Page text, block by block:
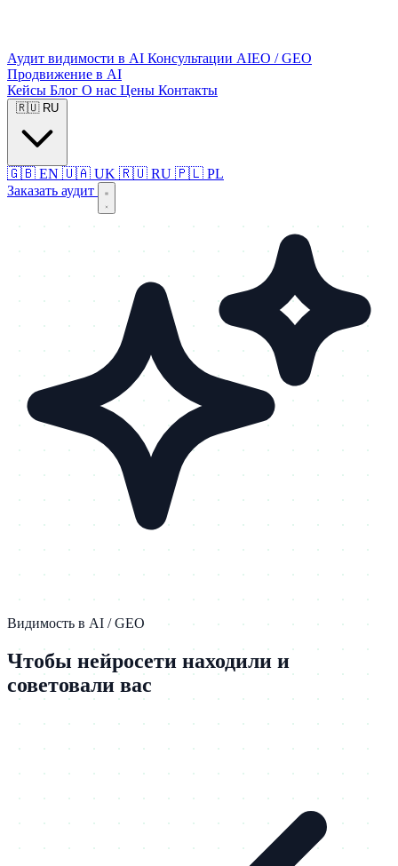
Аудит видимости в AI Консультации AIEO / GEO
Продвижение в AI
Кейсы Блог О нас Цены Контакты
🇷🇺 RU
🇬🇧 EN 🇺🇦 UK 🇷🇺 RU 🇵🇱 PL
Заказать аудит
Видимость в AI / GEO
Чтобы нейросети находили и
советовали вас